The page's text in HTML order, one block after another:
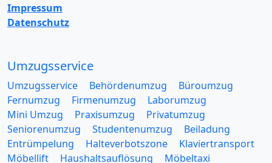
Impressum
Datenschutz
Umzugsservice
Umzugsservice Behördenumzug
Büroumzug
Fernumzug
Firmenumzug
Laborumzug
Mini Umzug
Praxisumzug
Privatumzug
Seniorenumzug
Studentenumzug
Beiladung
Entrümpelung
Halteverbotszone
Klaviertransport
Möbellift
Haushaltsauflösung
Möbeltaxi